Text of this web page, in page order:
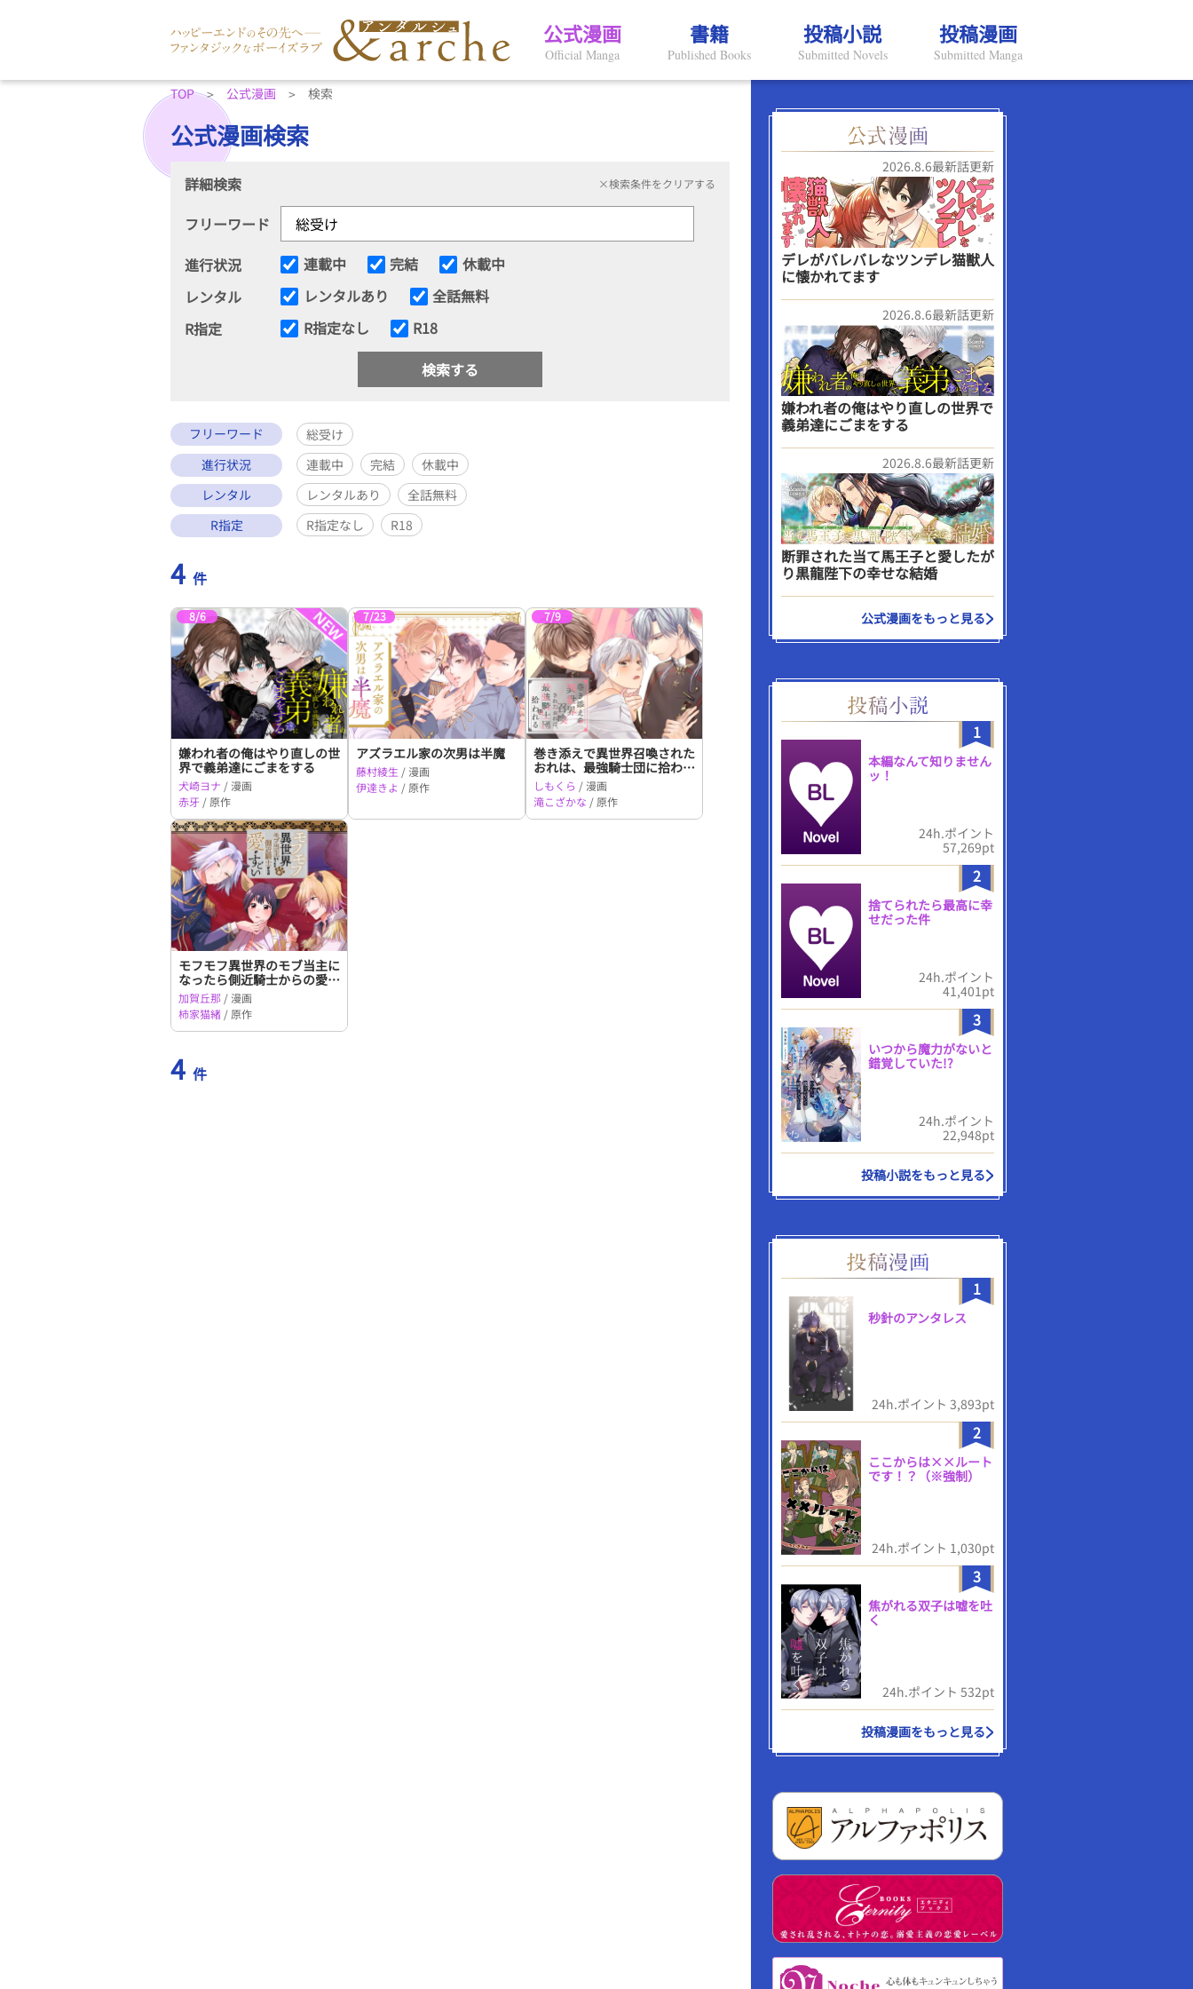
公式漫画
Official Manga
書籍
Published Books
投稿小説
Submitted Novels
投稿漫画
Submitted Manga
TOP 公式漫画 検索
公式漫画検索
詳細検索 ×検索条件をクリアする
フリーワード
進行状況
連載中 完結
休載中
レンタル
レンタルあり
全話無料
R指定
R指定なし R18
フリーワード
総受け
進行状況
連載中 完結
休載中
レンタル
レンタルあり
全話無料
R指定
R指定なし R18
4 件
8/6
嫌われ者の俺はやり直しの世
界で義弟達にごまをする
犬崎ヨナ / 漫画
赤牙 / 原作
7/23
アズラエル家の次男は半魔
藤村綾生 / 漫画
伊達きよ / 原作
7/9
巻き添えで異世界召喚された
おれは、最強騎士団に拾われ
る
しもくら / 漫画
滝こざかな / 原作
モフモフ異世界のモブ当主に
なったら側近騎士からの愛が
すごい
加賀丘那 / 漫画
柿家猫緒 / 原作
4 件
2026.8.6最新話更新
デレがバレバレなツンデレ猫獣人
に懐かれてます
2026.8.6最新話更新
嫌われ者の俺はやり直しの世界で
義弟達にごまをする
2026.8.6最新話更新
断罪された当て馬王子と愛したが
り黒龍陛下の幸せな結婚
公式漫画をもっと見る
1
本編なんて知りません
ッ！
24h.ポイント
57,269pt
2
捨てられたら最高に幸
せだった件
24h.ポイント
41,401pt
3
いつから魔力がないと
錯覚していた!?
24h.ポイント
22,948pt
投稿小説をもっと見る
1
秒針のアンタレス
24h.ポイント 3,893pt
2
ここからは××ルート
です！？（※強制）
24h.ポイント 1,030pt
3
焦がれる双子は嘘を吐
く
24h.ポイント 532pt
投稿漫画をもっと見る